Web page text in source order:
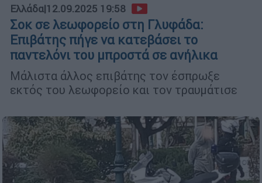
Ελλάδα|12.09.2025 19:58
Σοκ σε λεωφορείο στη Γλυφάδα:
Επιβάτης πήγε να κατεβάσει το
παντελόνι του μπροστά σε ανήλικα
Μάλιστα άλλος επιβάτης τον έσπρωξε
εκτός του λεωφορείο και τον τραυμάτισε